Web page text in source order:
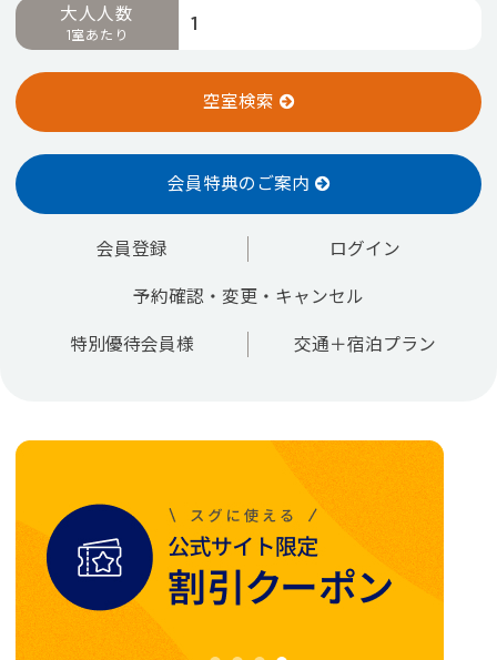
大人人数
1室あたり
空室検索
会員特典のご案内
会員登録 ログイン
予約確認・変更・キャンセル
特別優待会員様 交通＋宿泊プラン